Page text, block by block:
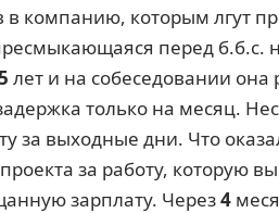
компанию, которым лгут
перед б.б.с.
лет и на собеседовании она
только на месяц.
выходные дни. Что
за работу, которую
зарплату. Через4